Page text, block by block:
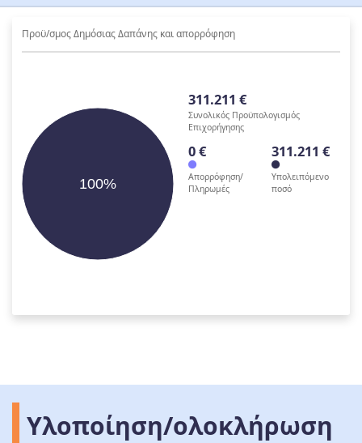
Προϋ/σμος Δημόσιας Δαπάνης και απορρόφηση
100%
311.211 €
Συνολικός Προϋπολογισμός
Επιχορήγησης
0 €
Απορρόφηση/
Πληρωμές
311.211 €
Υπολειπόμενο
ποσό
Υλοποίηση/ολοκλήρωση